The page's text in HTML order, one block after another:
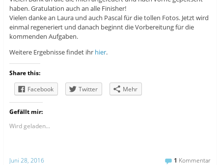
haben. Gratulation auch an alle Finisher!
Vielen danke an Laura und auch Pascal für die tollen Fotos. Jetzt wird
einmal regeneriert und danach beginnt die Vorbereitung für die
kommenden Aufgaben.
Weitere Ergebnisse findet ihr hier.
Share this:
Facebook
Twitter Mehr
Gefällt mir:
Wird geladen...
Juni 28, 2016 1 Kommentar